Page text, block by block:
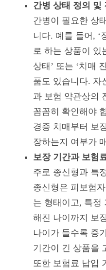
간병 상태 정의 및
간병이 필요한 상
니다. 예를 들어, ‘
로 하는 상품이 있
상태’ 또는 ‘치매
품도 있습니다. 자
과 보험 약관상의
꼼꼼히 확인해야
경증 치매부터 보
장하는지 여부가
보장 기간과 보험
주로 종신형과 특
종신형은 피보험
는 형태이고, 특정
해진 나이까지 보
나이가 들수록 증
기간이 긴 상품을
또한 보험료 납입